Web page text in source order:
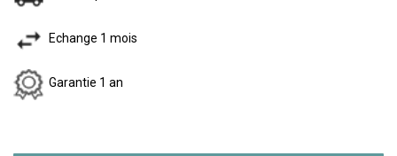
Echange 1 mois
Garantie 1 an